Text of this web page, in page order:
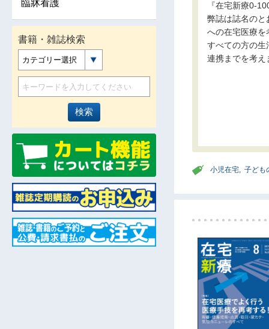
『在宅新療0-
弊誌は誌名のと
への在宅医療を
すべての方の生
連携までを考え
小児在宅 子ども
臨牀看護
書籍・雑誌検索
カテゴリー選択